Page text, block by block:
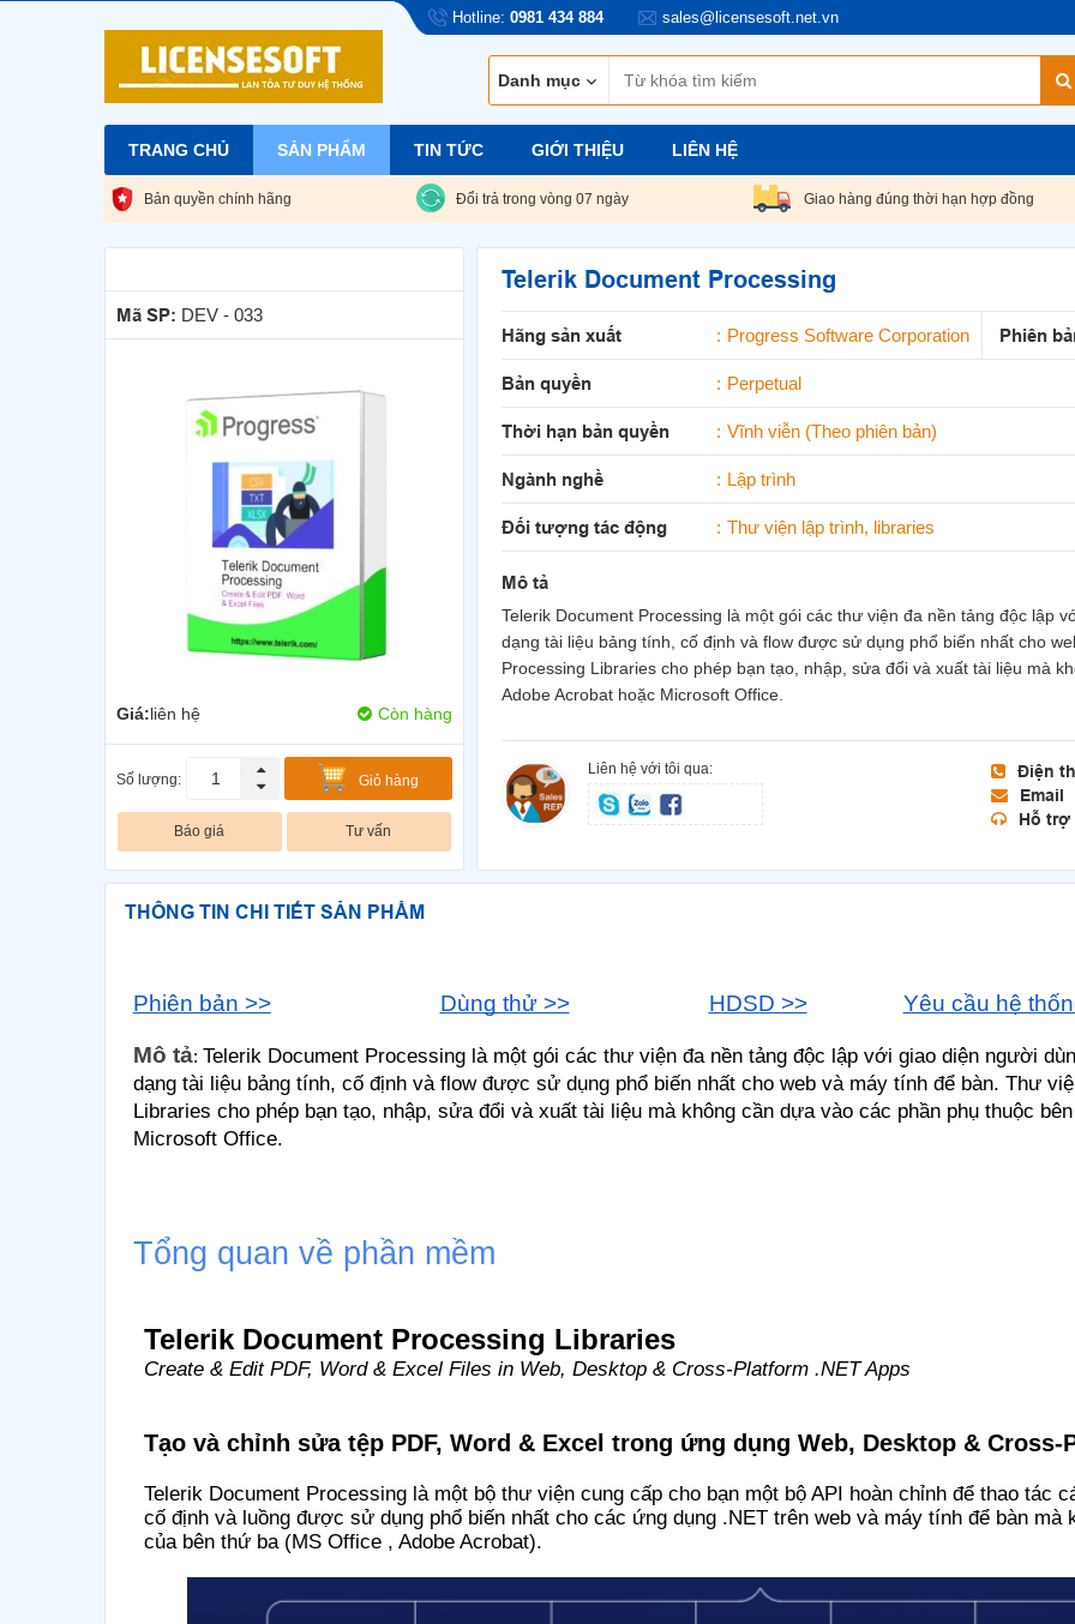
Hotline: 0981 434 884 sales@licensesoft.net.vn
TRANG CHỦ SẢN PHẨM TIN TỨC GIỚI THIỆU LIÊN HỆ
Bản quyền chính hãng Đổi trả trong vòng 07 ngày Giao hàng đúng thời hạn hợp đồng
Mã SP: DEV - 033
Giá:liên hệ Còn hàng
Số lượng: Giỏ hàng
Báo giá Tư vấn
Telerik Document Processing
Hãng sản xuất Progress Software Corporation Phiên
Bản quyền Perpetual
Thời hạn bản quyền Vĩnh viễn (Theo phiên bản)
Ngành nghề Lập trình
Đối tượng tác động Thư viện lập trình, libraries
Mô tả
Telerik Document Processing là một gói các thư viện đa nền tảng độc lập
dạng tài liệu bảng tính, cố định và flow được sử dụng phổ biến nhất cho
Processing Libraries cho phép bạn tạo, nhập, sửa đổi và xuất tài liệu mà
Adobe Acrobat hoặc Microsoft Office.
Liên hệ với tôi qua:
Điện
Email
Hỗ trợ
THÔNG TIN CHI TIẾT SẢN PHẨM
Phiên bản >> Dùng thử >> HDSD >> Yêu cầu hệ
Mô tả: ​ Telerik Document Processing là một gói các thư viện đa nền tảng độc lập với giao diện người
dạng tài liệu bảng tính, cố định và flow được sử dụng phổ biến nhất cho web và máy tính để bàn. Thư
Libraries cho phép bạn tạo, nhập, sửa đổi và xuất tài liệu mà không cần dựa vào các phần phụ thuộc
Microsoft Office.
Tổng quan về phần mềm
Telerik Document Processing Libraries
Create & Edit PDF, Word & Excel Files in Web, Desktop & Cross-Platform .NET Apps
Tạo và chỉnh sửa tệp PDF, Word & Excel trong ứng dụng Web, Desktop & Cross-
Telerik Document Processing là một bộ thư viện cung cấp cho bạn một bộ API hoàn chỉnh để thao tác
cố định và luồng được sử dụng phổ biến nhất cho các ứng dụng .NET trên web và máy tính để bàn mà
của bên thứ ba (MS Office , Adobe Acrobat).